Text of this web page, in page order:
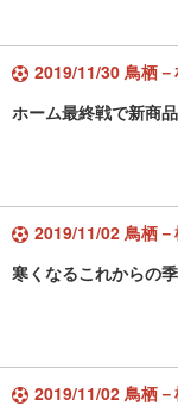
2019/11/30 鳥栖
ホーム最終戦で新商
2019/11/02 鳥栖
寒くなるこれからの
2019/11/02 鳥栖